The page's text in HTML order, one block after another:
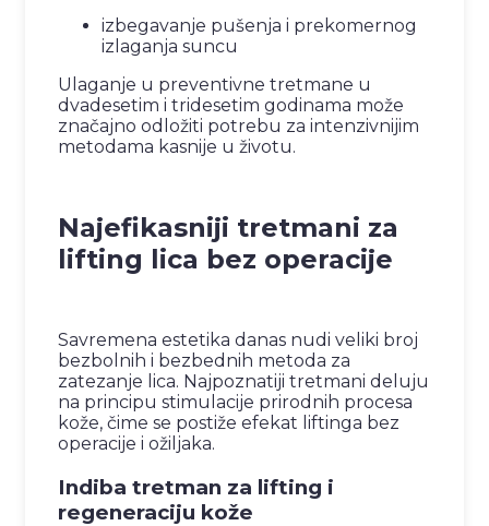
izbegavanje pušenja i prekomernog
izlaganja suncu
Ulaganje u preventivne tretmane u
dvadesetim i tridesetim godinama može
značajno odložiti potrebu za intenzivnijim
metodama kasnije u životu.
Najefikasniji tretmani za
lifting lica bez operacije
Savremena estetika danas nudi veliki broj
bezbolnih i bezbednih metoda za
zatezanje lica. Najpoznatiji tretmani deluju
na principu stimulacije prirodnih procesa
kože, čime se postiže efekat liftinga bez
operacije i ožiljaka.
Indiba tretman za lifting i
regeneraciju kože